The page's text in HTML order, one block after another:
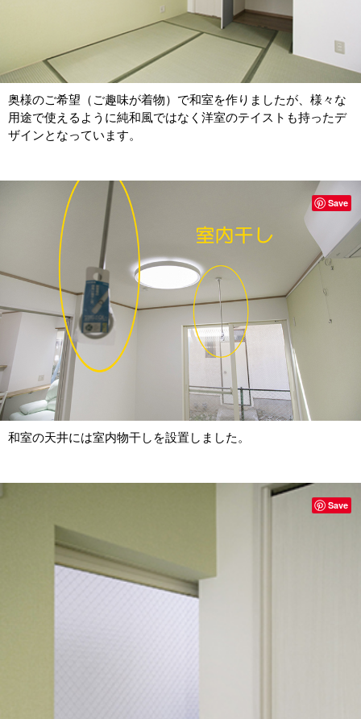
奥様のご希望（ご趣味が着物）で和室を作りましたが、様々な
用途で使えるように純和風ではなく洋室のテイストも持ったデ
ザインとなっています。
和室の天井には室内物干しを設置しました。
Save
Save